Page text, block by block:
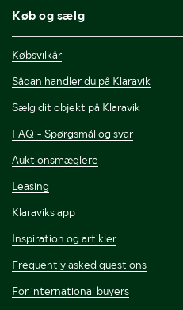
Køb og sælg
Købsvilkår
Sådan handler du på Klaravik
Sælg dit objekt på Klaravik
FAQ - Spørgsmål og svar
Auktionsmæglere
Leasing
Klaraviks app
Inspiration og artikler
Frequently asked questions
For international buyers